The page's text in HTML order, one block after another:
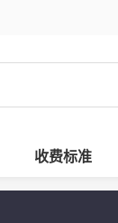
收费标准